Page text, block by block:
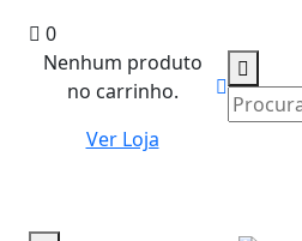
0
Nenhum produto
no carrinho.
Ver Loja